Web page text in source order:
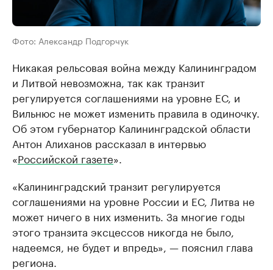
Фото: Александр Подгорчук
Никакая рельсовая война между Калининградом
и Литвой невозможна, так как транзит
регулируется соглашениями на уровне ЕС, и
Вильнюс не может изменить правила в одиночку.
Об этом губернатор Калининградской области
Антон Алиханов рассказал в интервью
«Российской газете».
«Калининградский транзит регулируется
соглашениями на уровне России и ЕС, Литва не
может ничего в них изменить. За многие годы
этого транзита эксцессов никогда не было,
надеемся, не будет и впредь», — пояснил глава
региона.